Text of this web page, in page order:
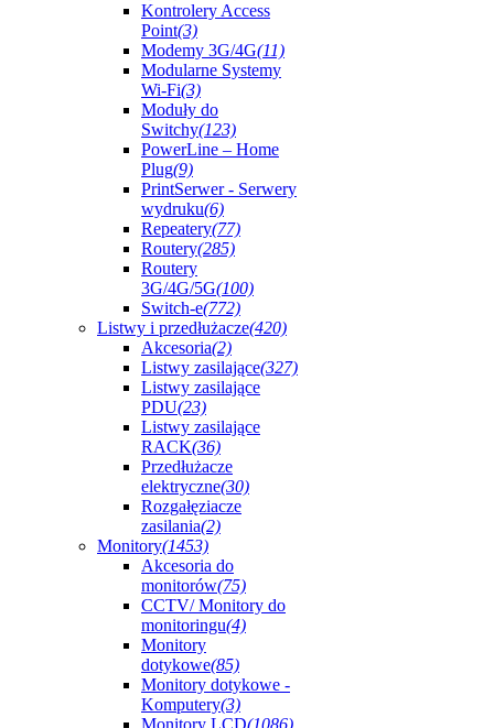
Kontrolery Access
Point(3)
Modemy 3G/4G(11)
Modularne Systemy
Wi-Fi(3)
Moduły do
Switchy(123)
PowerLine – Home
Plug(9)
PrintSerwer - Serwery
wydruku(6)
Repeatery(77)
Routery(285)
Routery
3G/4G/5G(100)
Switch-e(772)
Listwy i przedłużacze(420)
Akcesoria(2)
Listwy zasilające(327)
Listwy zasilające
PDU(23)
Listwy zasilające
RACK(36)
Przedłużacze
elektryczne(30)
Rozgałęziacze
zasilania(2)
Monitory(1453)
Akcesoria do
monitorów(75)
CCTV/ Monitory do
monitoringu(4)
Monitory
dotykowe(85)
Monitory dotykowe -
Komputery(3)
Monitory LCD(1086)